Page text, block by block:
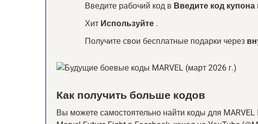
Введите рабочий код в Введите код купона
Хит Используйте .
Получите свои бесплатные подарки через
Как получить больше кодов
Вы можете самостоятельно найти коды для